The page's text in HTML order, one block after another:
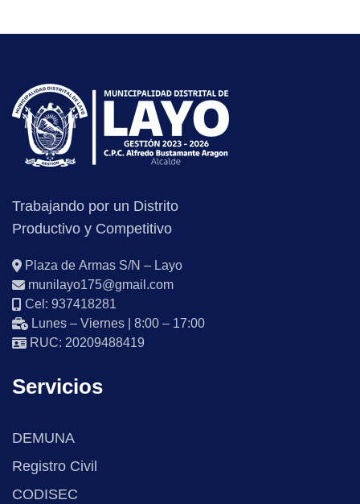
Trabajando por un Distrito
Productivo y Competitivo
Plaza de Armas S/N – Layo
munilayo175@gmail.com
Cel: 937418281
Lunes – Viernes | 8:00 – 17:00
RUC: 20209488419
Servicios
DEMUNA
Registro Civil
CODISEC